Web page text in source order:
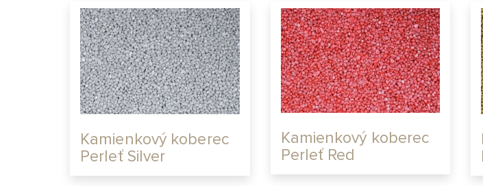
Kamienkový koberec
Perleť Silver
Kamienkový koberec
Perleť Red